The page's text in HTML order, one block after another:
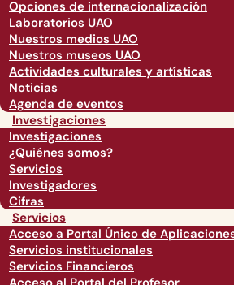
Opciones de internacionalización
Laboratorios UAO
Nuestros medios UAO
Nuestros museos UAO
Actividades culturales y artísticas
Noticias
Agenda de eventos
Investigaciones
Investigaciones
¿Quiénes somos?
Servicios
Investigadores
Cifras
Servicios
Acceso a Portal Único de
Servicios institucionales
Servicios Financieros